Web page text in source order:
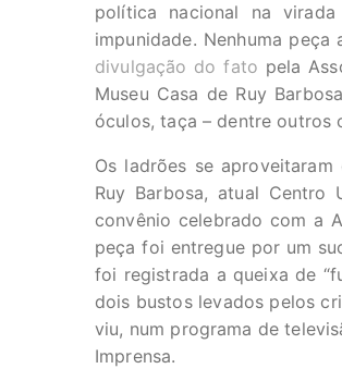
política nacional na
impunidade. Nenhuma
divulgação do fato pela
Museu Casa de Ruy
óculos, taça – dentre outros
Os ladrões se
Ruy Barbosa, atual Centro
convênio celebrado com a
peça foi entregue por um
foi registrada a queixa de
dois bustos levados pelos
viu, num programa de
Imprensa.